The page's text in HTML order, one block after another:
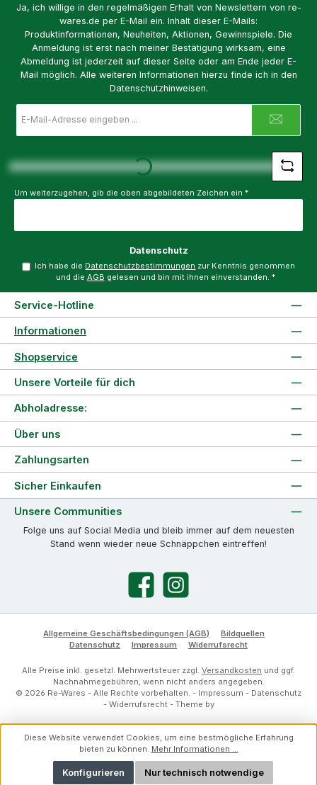
Ja, ich willige in den regelmäßigen Erhalt von Newslettern von re-
wares.de per E-Mail ein. Inhalt dieser E-Mails:
Produktinformationen, Neuheiten, Aktionen, Gewinnspiele. Die
Anmeldung ist erst nach meiner Bestätigung wirksam, eine
Abmeldung ist jederzeit auf dieser Seite oder am Ende jeder E-
Mail möglich. Alle weiteren Informationen hierzu finde ich in den
Datenschutzhinweisen.
Mail-
Loading...
Um weiterzugehen, gib die oben abgebildeten Zeichen ein *
Datenschutz
Ich habe die Datenschutzbestimmungen zur Kenntnis genommen
und die AGB gelesen und bin mit ihnen einverstanden. *
Service-Hotline
Informationen
Shopservice
Unsere Vorteile für dich
Über uns
Zahlungsarten
Abholadresse:
Sicher Einkaufen
Unsere Communities
Folge uns auf Social Media und bleib immer auf dem neuesten
Stand wenn wieder neue Schnäppchen eintreffen!
FacebookInstagram
Allgemeine Geschäftsbedingungen (AGB)
Bildquellen
Datenschutz
Impressum Widerrufsrecht
Alle Preise inkl. gesetzl. Mehrwertsteuer zzgl. Versandkosten und ggf.
Nachnahmegebühren, wenn nicht anders angegeben.
© 2026 Re-Wares - Alle Rechte vorbehalten. - Impressum - Datenschutz
- Widerrufsrecht- Theme by
Diese Website verwendet Cookies, um eine bestmögliche Erfahrung
bieten zu können. Mehr Informationen ...
Nur technisch notwendige
Konfigurieren